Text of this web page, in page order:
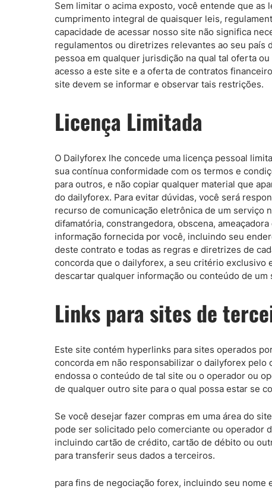
Sem limitar o acima exposto, você entende que
cumprimento integral de quaisquer leis,
capacidade de acessar nosso site não significa
regulamentos ou diretrizes relevantes ao seu país
pessoa em qualquer jurisdição na qual tal oferta
acesso a este site e a oferta de contratos
site devem se informar e observar tais restrições.
Licença Limitada
O Dailyforex lhe concede uma licença pessoal
sua contínua conformidade com os termos e
para outros, e não copiar qualquer material que
do dailyforex. Para evitar dúvidas, você será
recurso de comunicação eletrônica de um serviço
difamatória, constrangedora, obscena,
informação fornecida por você, incluindo seu
deste contrato e todas as regras e diretrizes de
concorda que o dailyforex, a seu critério exclusivo
descartar qualquer informação ou conteúdo de um
Links para sites de
Este site contém hyperlinks para sites operados
concorda em não responsabilizar o dailyforex
endossa o conteúdo de tal site ou o operador ou
de qualquer outro site para o qual possa estar se
Se você desejar fazer compras em uma área do
pode ser solicitado pelo comerciante ou operador
incluindo cartão de crédito, cartão de débito ou
para transferir seus dados a terceiros.
para fins de negociação forex, incluindo seu